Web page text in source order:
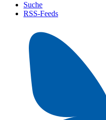
Suche
RSS-Feeds